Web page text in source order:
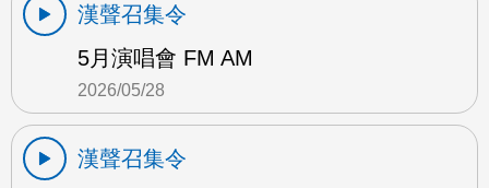
漢聲召集令
5月演唱會 FM AM
2026/05/28
漢聲召集令